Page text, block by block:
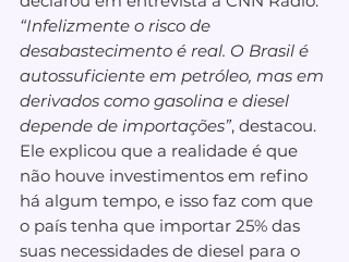
“Infelizmente o risco de
desabastecimento é real. O Brasil é
autossuficiente em petróleo, mas em
derivados como gasolina e diesel
depende de importações”, destacou.
Ele explicou que a realidade é que
não houve investimentos em refino
há algum tempo, e isso faz com que
o país tenha que importar 25% das
suas necessidades de diesel para o